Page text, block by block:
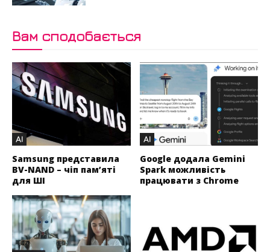
Вам сподобається
AI
Samsung представила
BV-NAND – чіп пам’яті
для ШІ
AI
Google додала Gemini
Spark можливість
працювати з Chrome